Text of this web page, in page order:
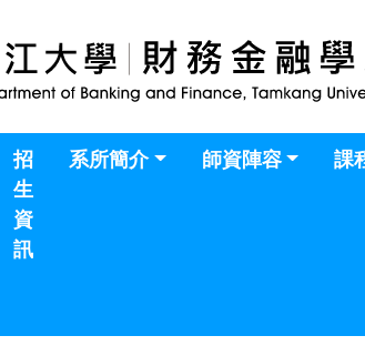
招
生
資
訊
系所簡介 師資陣容 課